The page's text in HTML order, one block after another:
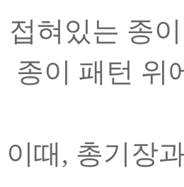
접혀있는 종
종이 패턴 위
이때, 총기장